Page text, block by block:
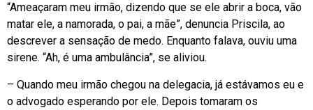
“Ameaçaram meu irmão, dizendo que se ele abrir a boca, vão
matar ele, a namorada, o pai, a mãe”, denuncia Priscila, ao
descrever a sensação de medo. Enquanto falava, ouviu uma
sirene. “Ah, é uma ambulância”, se aliviou.
– Quando meu irmão chegou na delegacia, já estávamos eu e
o advogado esperando por ele. Depois tomaram os